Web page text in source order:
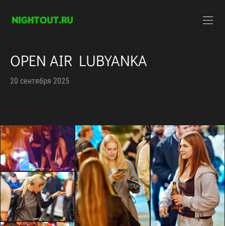
OPEN AIR LUBYANKA
20 сентября 2025